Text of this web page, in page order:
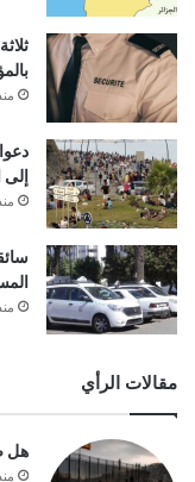
منذ 10
إلى
منذ 12
منذ 12
مقالات الرأي
هل